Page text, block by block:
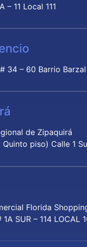
– 11 Local 111
34 – 60 Barrio Barzal
de Zipaquirá
piso) Calle 1
Florida
SUR – 114 LOCAL